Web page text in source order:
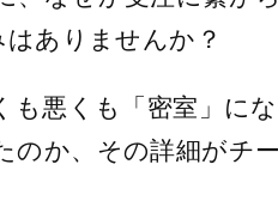
ありませんか？
も悪くも「密室」に
のか、その詳細がチ